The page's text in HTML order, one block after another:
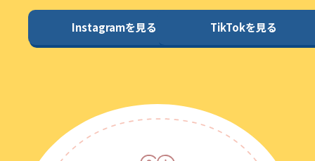
Instagramを見る TikTokを見る